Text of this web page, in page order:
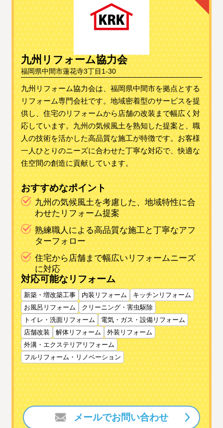
九州リフォーム協力会
福岡県中間市蓮花寺3丁目1-30
九州リフォーム協力会は、福岡県中間市を拠点とする
リフォーム専門会社です。地域密着型のサービスを提
供し、住宅のリフォームから店舗の改装まで幅広く対
応しています。九州の気候風土を熟知した提案と、職
人の技術を活かした高品質な施工が特徴です。お客様
一人ひとりのニーズに合わせた丁寧な対応で、快適な
住空間の創造に貢献しています。
おすすめなポイント
九州の気候風土を考慮した、地域特性に合
わせたリフォーム提案
熟練職人による高品質な施工と丁寧なアフ
ターフォロー
住宅から店舗まで幅広いリフォームニーズ
に対応
対応可能なリフォーム
新築・増改築工事 内装リフォーム
キッチンリフォーム
お風呂リフォーム
クリーニング・害虫駆除
トイレ・洗面リフォーム
電気・ガス・設備リフォーム
店舗改装
解体リフォーム
外装リフォーム
外溝・エクステリアリフォーム
フルリフォーム・リノベーション
メールでお問い合わせ